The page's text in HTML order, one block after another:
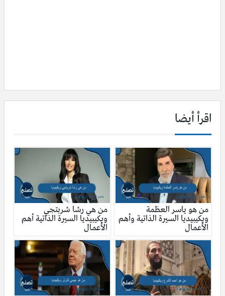
اقرأ أيضا
من هو ياسر العظمة
ويكيبيديا السيرة الذاتية وأهم
الأعمال
من هي رشا شربتجي
ويكيبيديا السيرة الذاتية أهم
الأعمال